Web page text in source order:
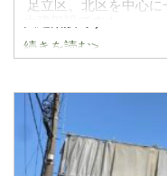
足立区、北区を中心
ブログ更新が空いてし
続きを読む>